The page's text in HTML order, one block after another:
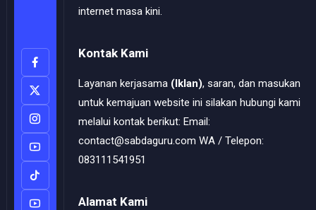
internet masa kini.
Kontak Kami
Layanan kerjasama (Iklan), saran, dan masukan
untuk kemajuan website ini silakan hubungi kami
melalui kontak berikut: Email:
contact@sabdaguru.com WA / Telepon:
083111541951
Alamat Kami